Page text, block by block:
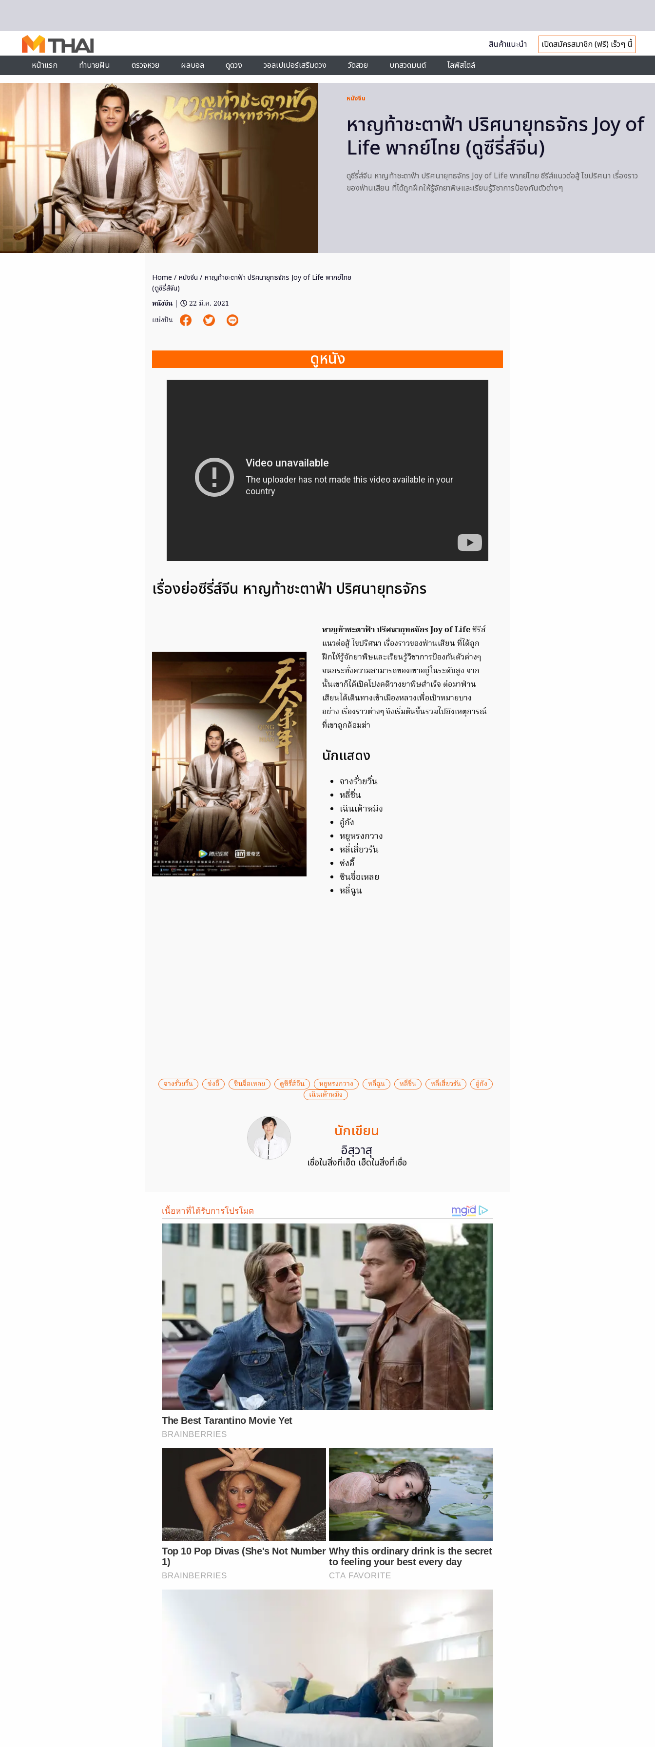
สินค้าแนะนำ
เปิดสมัครสมาชิก (ฟรี) เร็วๆ นี้
หน้าแรก
ทำนายฝัน ตรวจหวย ผลบอล ดูดวง วอลเปเปอร์เสริมดวง วัดสวย บทสวดมนต์ ไลฟ์สไตล์
หนังจีน
หาญท้าชะตาฟ้า ปริศนายุทธจักร Joy of
Life พากย์ไทย (ดูซีรี่ส์จีน)
ดูซีรี่ส์จีน หาญท้าชะตาฟ้า ปริศนายุทธจักร Joy of Life พากย์ไทย ซีรีส์แนวต่อสู้ ไขปริศนา เรื่องราว
ของฟ่านเสียน ที่ได้ถูกฝึกให้รู้จักยาพิษและเรียนรู้วิชาการป้องกันตัวต่างๆ
Home / หนังจีน / หาญท้าชะตาฟ้า ปริศนายุทธจักร Joy of Life พากย์ไทย
(ดูซีรี่ส์จีน)
หนังจีน |
22 มี.ค. 2021
แบ่งปัน
ดูหนัง
เรื่องย่อซีรี่ส์จีน หาญท้าชะตาฟ้า ปริศนายุทธจักร
หาญท้าชะตาฟ้า ปริศนายุทธจักร Joy of Lifeซีรีส์
แนวต่อสู้ ไขปริศนา เรื่องราวของฟ่านเสียน ที่ได้ถูก
ฝึกให้รู้จักยาพิษและเรียนรู้วิชาการป้องกันตัวต่างๆ
จนกระทั่งความสามารถของเขาอยู่ในระดับสูง จาก
นั้นเขาก็ได้เปิดโปงคดีวางยาพิษสำเร็จ ต่อมาฟ่าน
เสียนได้เดินทางเข้าเมืองหลวงเพื่อเป้าหมายบาง
อย่าง เรื่องราวต่างๆ จึงเริ่มต้นขึ้นรวมไปถึงเหตุการณ์
ที่เขาถูกล้อมฆ่า
นักแสดง
จางรั่วยวิ๋น
หลี่ชิ่น
เฉินเต้าหมิง
อู๋กัง
หยูหรงกวาง
หลี่เสี่ยวรัน
ซ่งอี้
ซินจื่อเหลย
หลี่ฉูน
จางรั่วยวิ๋น ซ่งอี้ ซินจื่อเหลย ดูซีรี่ส์จีน หยูหรงกวาง หลี่ฉูน หลี่ชิ่น หลี่เสี่ยวรัน
อู๋กัง
เฉินเต้าหมิง
นักเขียน
อิสฺวาสุ
เชื่อในสิ่งที่เฮ็ด เฮ็ดในสิ่งที่เชื่อ